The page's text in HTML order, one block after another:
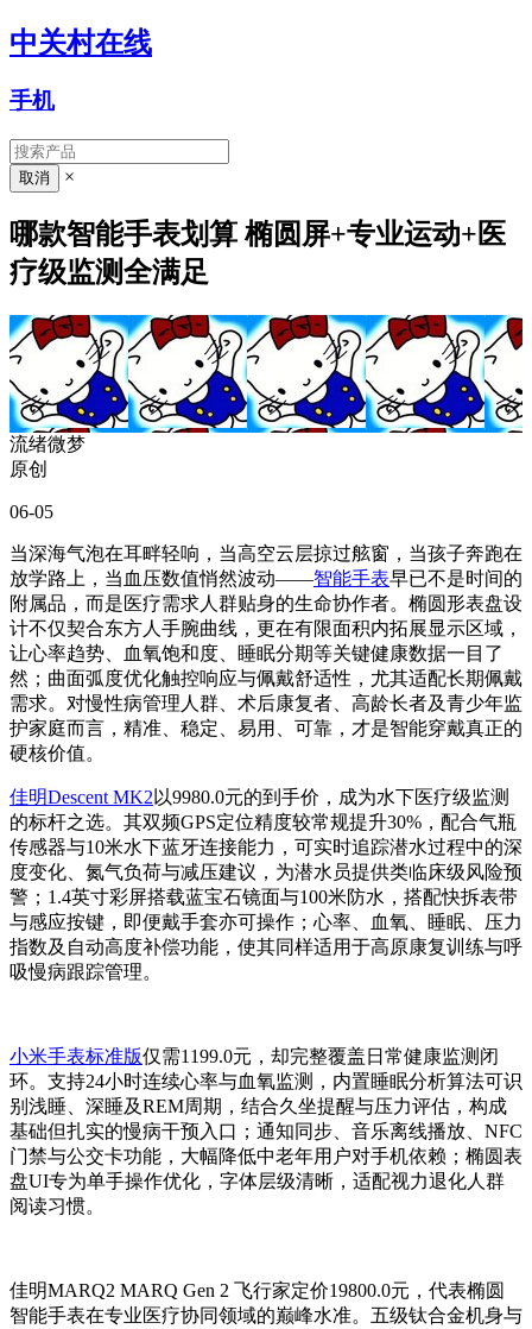
中关村在线
手机
×
哪款智能手表划算 椭圆屏+专业运动+医
疗级监测全满足
流绪微梦
原创
06-05
当深海气泡在耳畔轻响，当高空云层掠过舷窗，当孩子奔跑在
放学路上，当血压数值悄然波动——智能手表早已不是时间的
附属品，而是医疗需求人群贴身的生命协作者。椭圆形表盘设
计不仅契合东方人手腕曲线，更在有限面积内拓展显示区域，
让心率趋势、血氧饱和度、睡眠分期等关键健康数据一目了
然；曲面弧度优化触控响应与佩戴舒适性，尤其适配长期佩戴
需求。对慢性病管理人群、术后康复者、高龄长者及青少年监
护家庭而言，精准、稳定、易用、可靠，才是智能穿戴真正的
硬核价值。
佳明Descent MK2 以9980.0元的到手价，成为水下医疗级监测
的标杆之选。其双频GPS定位精度较常规提升30%，配合气瓶
传感器与10米水下蓝牙连接能力，可实时追踪潜水过程中的深
度变化、氮气负荷与减压建议，为潜水员提供类临床级风险预
警；1.4英寸彩屏搭载蓝宝石镜面与100米防水，搭配快拆表带
与感应按键，即便戴手套亦可操作；心率、血氧、睡眠、压力
指数及自动高度补偿功能，使其同样适用于高原康复训练与呼
吸慢病跟踪管理。
小米手表标准版仅需1199.0元，却完整覆盖日常健康监测闭
环。支持24小时连续心率与血氧监测，内置睡眠分析算法可识
别浅睡、深睡及REM周期，结合久坐提醒与压力评估，构成
基础但扎实的慢病干预入口；通知同步、音乐离线播放、NFC
门禁与公交卡功能，大幅降低中老年用户对手机依赖；椭圆表
盘UI专为单手操作优化，字体层级清晰，适配视力退化人群
阅读习惯。
佳明MARQ2 MARQ Gen 2 飞行家定价19800.0元，代表椭圆
智能手表在专业医疗协同领域的巅峰水准。五级钛合金机身与